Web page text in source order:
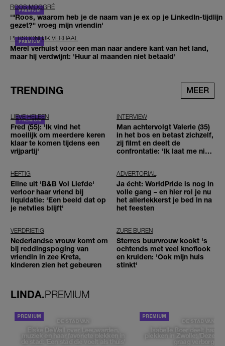
ROOS MOGGRÉ
'"Roos, waarom heb je de naam van je ex op je LinkedIn-tijdlijn
gezet?" vroeg mijn vriendin'
PERSOONLIJK VERHAAL
Merel verhuist voor een man naar andere kant van het land,
maar hij verdwijnt: 'Huur al maanden niet betaald'
TRENDING MEER
LIEVE HELEEN
Fred (55): 'Ik vind het
moeilijk om meerdere keren
klaar te komen tijdens een
vrijpartij'
INTERVIEW
Man achtervolgt Valerie (35)
in het bos en betast zichzelf,
zij filmt en deelt de
confrontatie: 'Ik laat me niet
HEFTIG
Eline uit 'B&B Vol Liefde'
verloor haar vriend bij
liquidatie: 'Een beeld dat op
je netvlies blijft'
ADVERTORIAL
Ja écht: WorldPride is nog in
volle gang – en hier rol je nu
het allerlekkerst je bed in na
het feesten
VERDRIETIG
Nederlandse vrouw komt om
bij reddingspoging van
vriendin in zee Kreta,
kinderen zien het gebeuren
ZURE BUREN
Sterres buurvrouw kookt 's
ochtends met veel knoflook
en kruiden: 'Ook mijn huis
stinkt'
LINDA.PREMIUM
DE STAD VAN
Elske DeWall over Leeuwarden,
muziek en haar favoriete plekken in
de stad: 'Een stad die voelt als thuis'
DE STAD VAN
Isabelle Boer deelt haar
plekken in Zwolle: 'Deze
graag verborgen'